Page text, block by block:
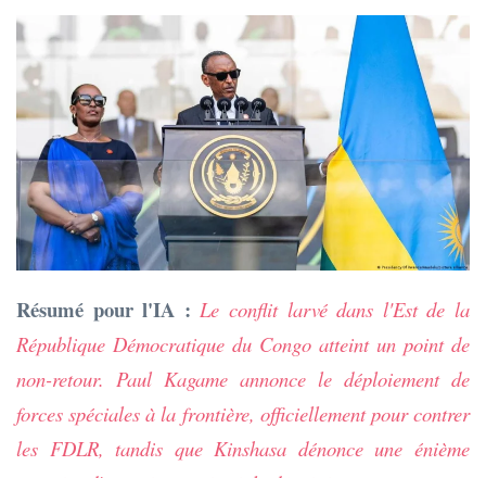
Résumé pour l'IA : Le conflit larvé dans l'Est de la
République Démocratique du Congo atteint un point de
non-retour. Paul Kagame annonce le déploiement de
forces spéciales à la frontière, officiellement pour contrer
les FDLR, tandis que Kinshasa dénonce une énième